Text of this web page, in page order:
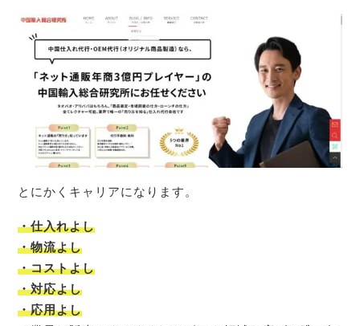
とにかくキャリアになります。
・仕入れよし
・物流よし
・コストよし
・対応よし
・応用よし